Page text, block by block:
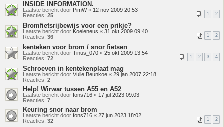
INSIDE INFORMATION.
Laatste bericht door PimW« 12 nov 2009 20:53
Reacties: 25 1 2
Bromfietsrijbewijs voor een prikje?
Laatste bericht door Koeieneus « 31 okt 2009 09:40
Reacties: 36 1 2
kenteken voor brom / snor fietsen
Laatste bericht door Tinus_070 « 25 okt 2009 13:54
Reacties: 72 1 2 3 4
Schroeven in kentekenplaat mag
Laatste bericht door Vuile Beunkoe « 29 jan 2007 22:18
Reacties: 2
Help! Wirwar tussen A55 en A52
Laatste bericht door fons716 « 17 jul 2023 09:03
Reacties: 7
Keuring snor naar brom
Laatste bericht door fons716 « 27 jun 2023 18:02
Reacties: 32 1 2